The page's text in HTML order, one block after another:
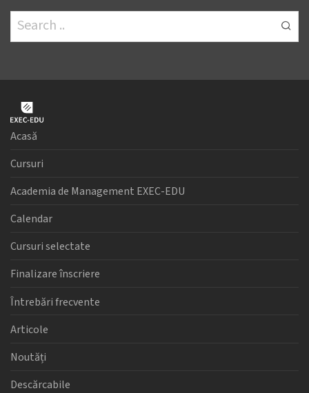
Acasă
Cursuri
Academia de Management EXEC-EDU
Calendar
Cursuri selectate
Finalizare înscriere
Întrebări frecvente
Articole
Noutăți
Descărcabile